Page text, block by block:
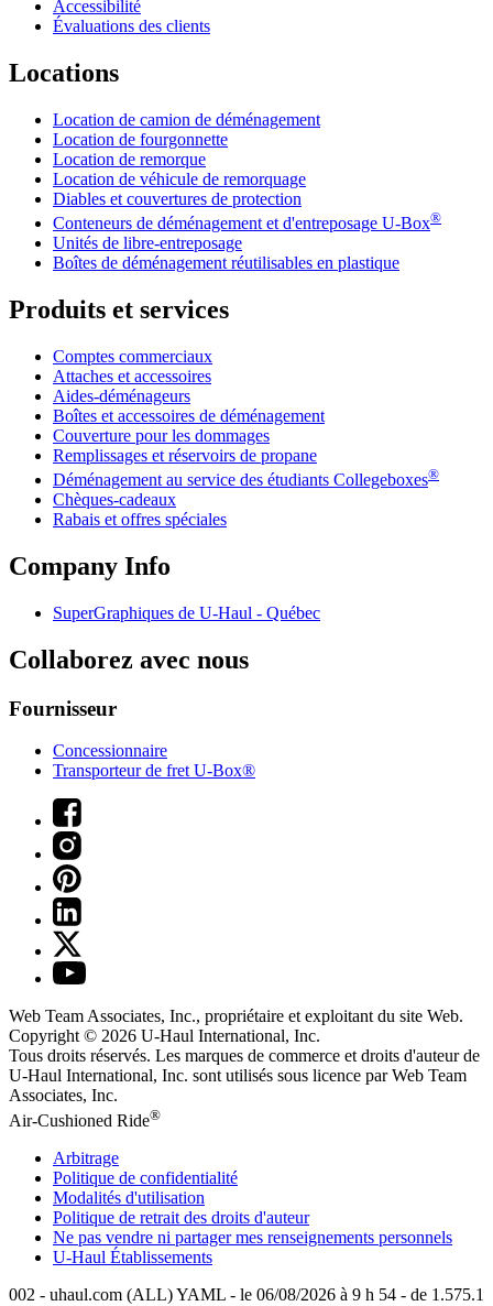
Accessibilité
Évaluations des clients
Locations
Location de camion de déménagement
Location de fourgonnette
Location de remorque
Location de véhicule de remorquage
Diables et couvertures de protection
Conteneurs de déménagement et d'entreposage U-Box®
Unités de libre-entreposage
Boîtes de déménagement réutilisables en plastique
Produits et services
Comptes commerciaux
Attaches et accessoires
Aides-déménageurs
Boîtes et accessoires de déménagement
Couverture pour les dommages
Remplissages et réservoirs de propane
Déménagement au service des étudiants Collegeboxes®
Chèques-cadeaux
Rabais et offres spéciales
Company Info
SuperGraphiques de U-Haul - Québec
Collaborez avec nous
Fournisseur
Concessionnaire
Transporteur de fret U-Box®
Web Team Associates, Inc., propriétaire et exploitant du site Web.
Copyright © 2026 U-Haul International, Inc.
Tous droits réservés. Les marques de commerce et droits d'auteur de
U-Haul International, Inc. sont utilisés sous licence par Web Team
Associates, Inc.
Air-Cushioned Ride®
Arbitrage
Politique de confidentialité
Modalités d'utilisation
Politique de retrait des droits d'auteur
Ne pas vendre ni partager mes renseignements personnels
U-Haul Établissements
002 - uhaul.com (ALL) YAML - le 06/08/2026 à 9 h 54 - de 1.575.1